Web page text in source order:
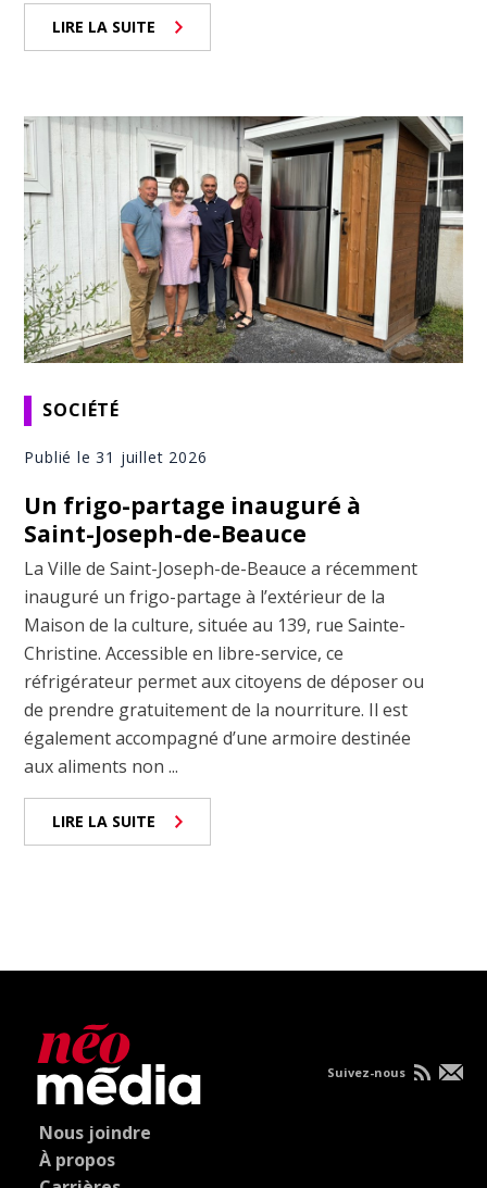
LIRE LA SUITE
SOCIÉTÉ
Publié le 31 juillet 2026
Un frigo-partage inauguré à
Saint-Joseph-de-Beauce
La Ville de Saint-Joseph-de-Beauce a récemment
inauguré un frigo-partage à l’extérieur de la
Maison de la culture, située au 139, rue Sainte-
Christine. Accessible en libre-service, ce
réfrigérateur permet aux citoyens de déposer ou
de prendre gratuitement de la nourriture. Il est
également accompagné d’une armoire destinée
aux aliments non ...
LIRE LA SUITE
Nous joindre
À propos
Suivez-nous